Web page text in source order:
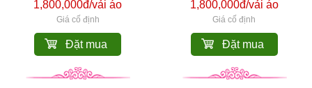
1,800,000đ/vải áo
Giá cố định
Đặt mua
1,800,000đ/vải áo
Giá cố định
Đặt mua